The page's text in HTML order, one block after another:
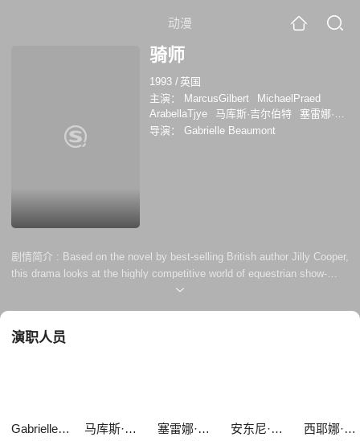
动漫
骑师
1993 / 英国
主演：
MarcusGilbert
MichaelPraed
ArabellaTjye
马库斯·吉尔伯特
塞雷娜·戈
登
Annabel Giles 安东尼·凯尔夫
导演： Gabrielle Beaumont
剧情简介 : Based on the novel by best-selling British author Jilly Cooper,
this drama looks at the highly competitive world of equestrian show-
jumping. Jake Lovell (Michael Praed), a gypsy half-breed born into
challenging his arch rival Rupert Campbell-Blac...
演职人员
Gabrielle Beaumont 马库斯·吉尔伯特 塞雷娜·戈登 安东尼·凯尔夫 西耶娜·盖尔利